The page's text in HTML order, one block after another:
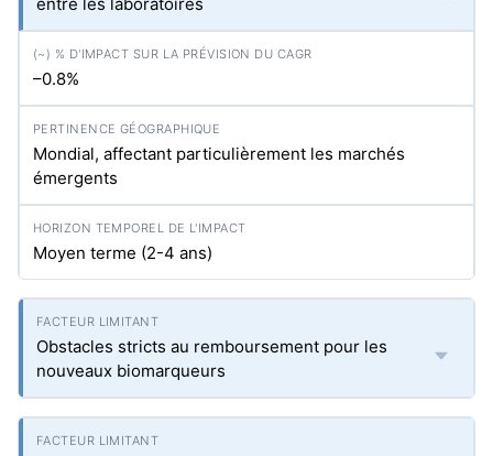
–0.8%
Mondial, affectant particulièrement les marchés
émergents
Moyen terme (2-4 ans)
Obstacles stricts au remboursement pour les
nouveaux biomarqueurs